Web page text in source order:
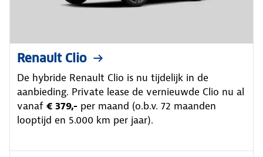
Renault Clio
De hybride Renault Clio is nu tijdelijk in de
aanbieding. Private lease de vernieuwde Clio nu al
vanaf € 379,- per maand (o.b.v. 72 maanden
looptijd en 5.000 km per jaar).